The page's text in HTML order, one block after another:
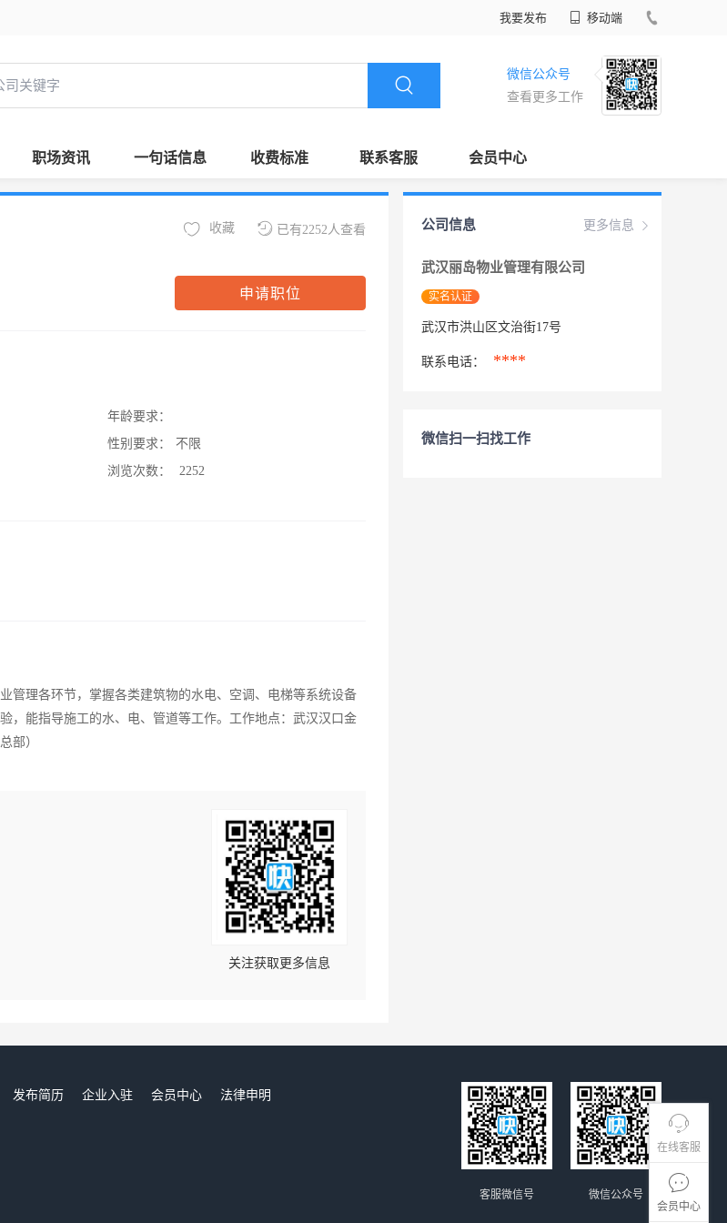
我要发布 移动端
微信公众号
查看更多工作
职场资讯 一句话信息 收费标准 联系客服 会员中心
在线客服
会员中心
已有2252人查看
收藏
申请职位
年龄要求：
性别要求：
不限
浏览次数：
2252
管理各环节，掌握各类建筑物的水电、空调、电梯等系统设备
，能指导施工的水、电、管道等工作。工作地点：武汉汉口金
部）
关注获取更多信息
更多信息
公司信息
武汉丽岛物业管理有限公司
实名认证
武汉市洪山区文治街17号
联系电话： ****
微信扫一扫找工作
发布简历 企业入驻 会员中心
法律申明
微信公众号
客服微信号